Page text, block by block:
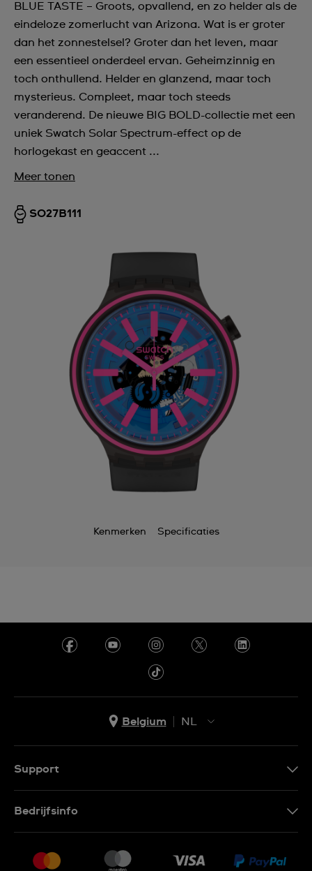
BLUE TASTE – Groots, opvallend, en zo helder als de
eindeloze zomerlucht van Arizona. Wat is er groter
dan het zonnestelsel? Groter dan het leven, maar
een essentieel onderdeel ervan. Geheimzinnig en
toch onthullend. Helder en glanzend, maar toch
mysterieus. Compleet, maar toch steeds
veranderend. De nieuwe BIG BOLD-collectie met een
uniek Swatch Solar Spectrum-effect op de
horlogekast en geaccent ...
Meer tonen
SO27B111
Kenmerken Specificaties
Belgium
NL
Support
Bedrijfsinfo
Vacatures